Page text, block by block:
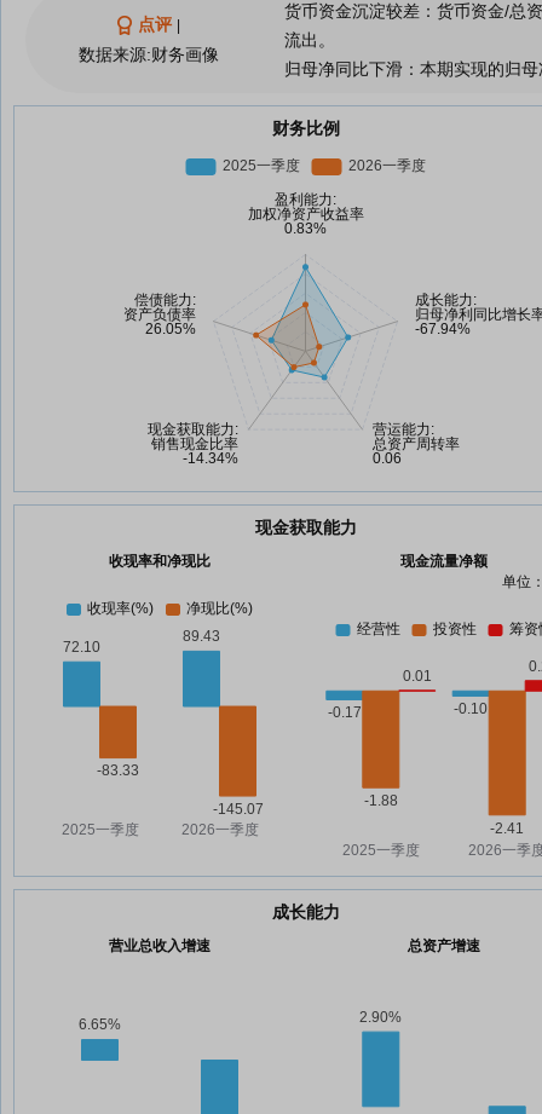
点评
数据来源:财务画像
货币资金沉淀较差：货币资金/总
流出。
归母净同比下滑：本期实现的归
财务比例
现金获取能力
收现率和净现比
现金流量净额
单位
成长能力
营业总收入增速 总资产增速